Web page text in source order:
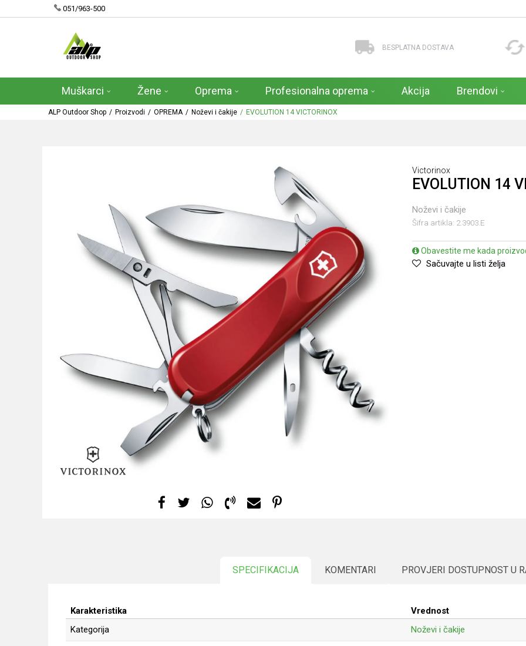
051/963-500
BESPLATNA DOSTAVA
Muškarci Žene Oprema Profesionalna oprema Akcija Brendovi
ALP Outdoor Shop Proizvodi OPREMA Noževi i čakije EVOLUTION 14 VICTORINOX
Victorinox
EVOLUTION 14
Noževi i čakije
Šifra artikla: 2.3903.E
Obavestite me kada
Sačuvajte u listi želja
SPECIFIKACIJA KOMENTARI PROVJERI DOSTUPNOST U
Karakteristika
Vrednost
Kategorija
Noževi i čakije